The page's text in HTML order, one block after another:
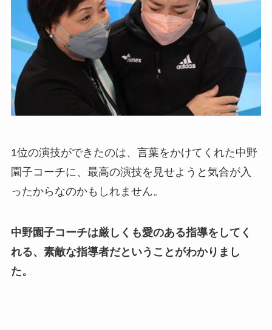
1位の演技ができたのは、言葉をかけてくれた中野
園子コーチに、最高の演技を見せようと気合が入
ったからなのかもしれません。
中野園子コーチは厳しくも愛のある指導をしてく
れる、素敵な指導者だということがわかりまし
た。